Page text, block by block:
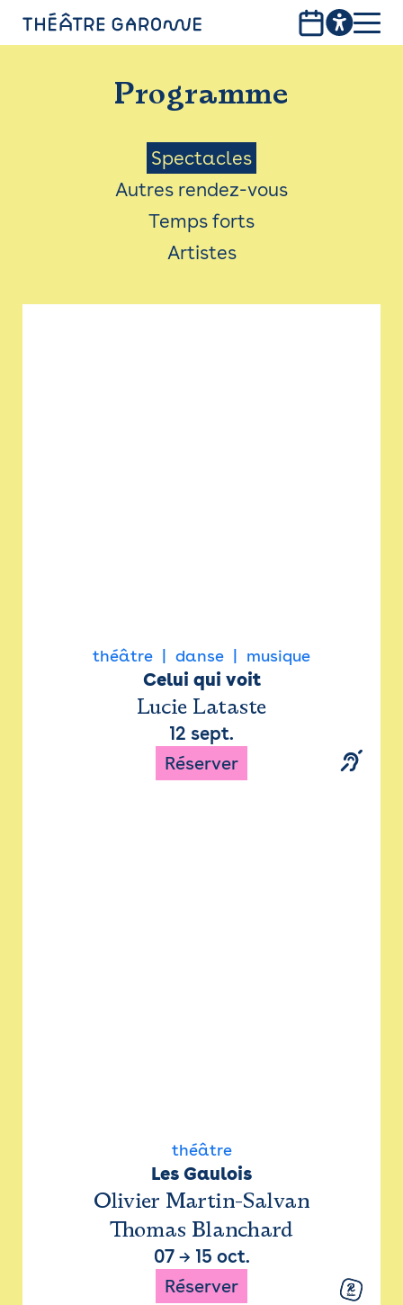
PROGRAMME
INFOS PRATIQUES
AVEC LES PUBLICS
ACCESSIBILITÉ
LES PRODUCTIONS
Programme
Menu
Saison
Spectacles
Autres rendez-vous
Temps forts
Artistes
théâtre danse musique
Celui qui voit
Lucie Lataste
12 sept.
Réserver
théâtre
Les Gaulois
Olivier Martin-Salvan
Thomas Blanchard
07→ 15 oct.
Réserver